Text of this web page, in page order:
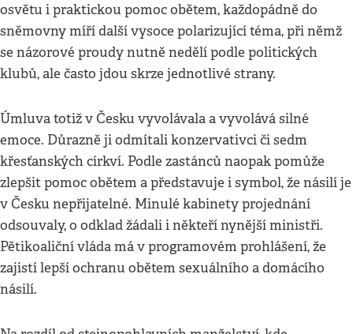
osvětu i praktickou pomoc obětem, každopádně do
sněmovny míří další vysoce polarizující téma, při němž
se názorové proudy nutně nedělí podle politických
klubů, ale často jdou skrze jednotlivé strany.
Úmluva totiž v Česku vyvolávala a vyvolává silné
emoce. Důrazně ji odmítali konzervativci či sedm
křesťanských církví. Podle zastánců naopak pomůže
zlepšit pomoc obětem a představuje i symbol, že násilí je
v Česku nepřijatelné. Minulé kabinety projednání
odsouvaly, o odklad žádali i někteří nynější ministři.
Pětikoaliční vláda má v programovém prohlášení, že
zajistí lepší ochranu obětem sexuálního a domácího
násilí.